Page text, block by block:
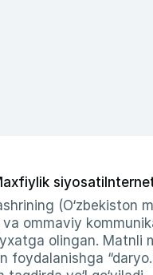
siyosati
(O‘zbekiston
ommaviy
olingan. Matnli
foydalanishga